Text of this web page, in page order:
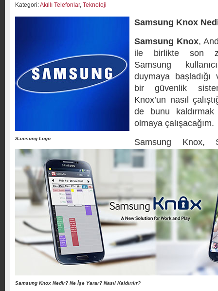
Kategori:Akıllı Telefonlar, Teknoloji
Samsung Logo
Samsung Knox
Samsung Knox,
ile birlikte son
Samsung
duymaya başladığı
bir güvenlik
Knox’un nasıl
de bunu kaldırmak
olmaya çalışacağım.
Samsung Knox Nedir? Ne İşe Yarar? Nasıl Kaldırılır?
Samsung Knox,